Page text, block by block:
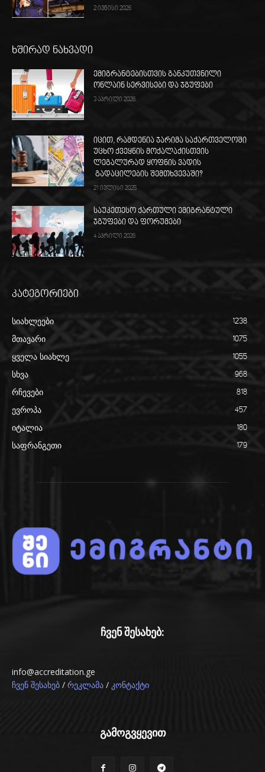
2 ივნისი 2026
ხშირად ნახვადი
ემიგრანტებისთვის განკუთვნილი
ონლაინ სერვისები და ჯგუფები
3 აპრილი 2026
იცით, რამდენია ჯარიმა საქართველოში
უცხო ქვეყნის მოქალაქისთვის
ლეგალურად ყოფნის ვადის
გადაცილების შემთხვევაში?
21 ივლისი 2025
საუკეთესო ქართული ემიგრანტული
ჯგუფები და ფორუმები
4 აპრილი 2026
კატეგორიები
სიახლეები 1238
მთავარი 1075
ყველა სიახლე 1055
სხვა 968
რჩევები 818
ევროპა 457
იტალია 180
საფრანგეთი 179
ჩვენ შესახებ:
info@accreditation.ge
ჩვენ შესახებ / რეკლამა / კონტაქტი
გამოგვყევით